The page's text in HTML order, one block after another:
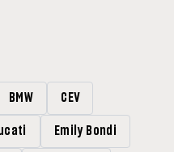
BMW CEV
Emily Bondi